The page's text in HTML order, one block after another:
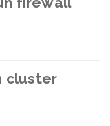
cluster